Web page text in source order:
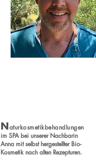
N aturkosmetikbehandlungen
im SPA bei unserer Nachbarin
Anna mit selbst hergestellter Bio-
Kosmetik nach alten Rezepturen.